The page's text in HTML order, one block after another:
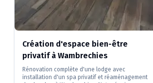
Création d'espace bien-être
privatif à Wambrechies
Rénovation complète d'une lodge avec
installation d'un spa privatif et réaménagement